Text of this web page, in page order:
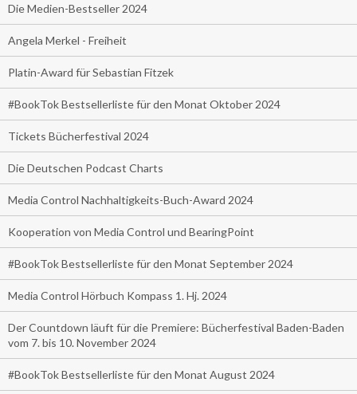
Die Medien-Bestseller 2024
Angela Merkel - Freiheit
Platin-Award für Sebastian Fitzek
#BookTok Bestsellerliste für den Monat Oktober 2024
Tickets Bücherfestival 2024
Die Deutschen Podcast Charts
Media Control Nachhaltigkeits-Buch-Award 2024
Kooperation von Media Control und BearingPoint
#BookTok Bestsellerliste für den Monat September 2024
Media Control Hörbuch Kompass 1. Hj. 2024
Der Countdown läuft für die Premiere: Bücherfestival Baden-Baden
vom 7. bis 10. November 2024
#BookTok Bestsellerliste für den Monat August 2024